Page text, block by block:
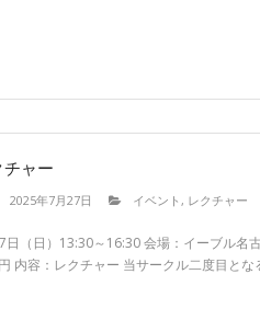
ャー
2025年7月27日 イベント , レクチャー
日（日）13:30～16:30 会場：イーブル名
内容：レクチャー 当サークル二度目と